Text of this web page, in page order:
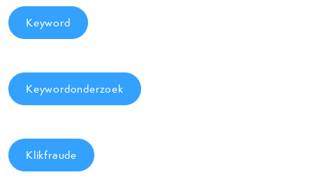
Keyword
Keywordonderzoek
Klikfraude